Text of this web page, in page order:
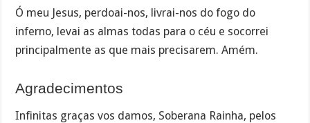
Ó meu Jesus, perdoai-nos, livrai-nos do fogo do
inferno, levai as almas todas para o céu e socorrei
principalmente as que mais precisarem. Amém.
Agradecimentos
Infinitas graças vos damos, Soberana Rainha, pelos